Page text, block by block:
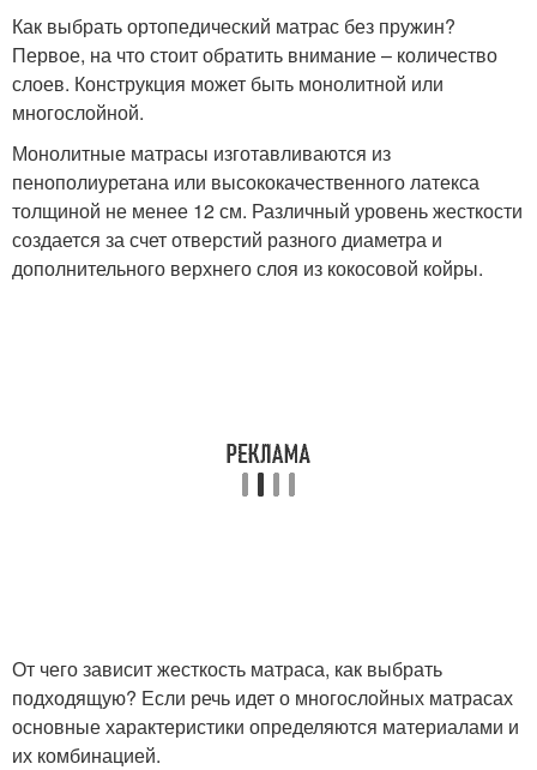
Как выбрать ортопедический матрас без пружин?
Первое, на что стоит обратить внимание – количество
слоев. Конструкция может быть монолитной или
многослойной.
Монолитные матрасы изготавливаются из
пенополиуретана или высококачественного латекса
толщиной не менее 12 см. Различный уровень жесткости
создается за счет отверстий разного диаметра и
дополнительного верхнего слоя из кокосовой койры.
От чего зависит жесткость матраса, как выбрать
подходящую? Если речь идет о многослойных матрасах
основные характеристики определяются материалами и
их комбинацией.